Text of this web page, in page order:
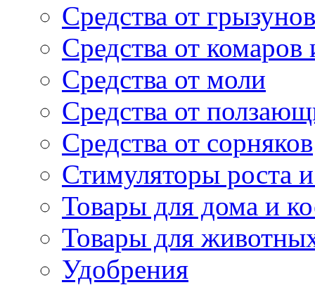
Средства от грызунов
Средства от
Средства от моли
Средства от
Средства от сорняков
Стимуляторы роста и
Товары для дома и
Товары для
Удобрения